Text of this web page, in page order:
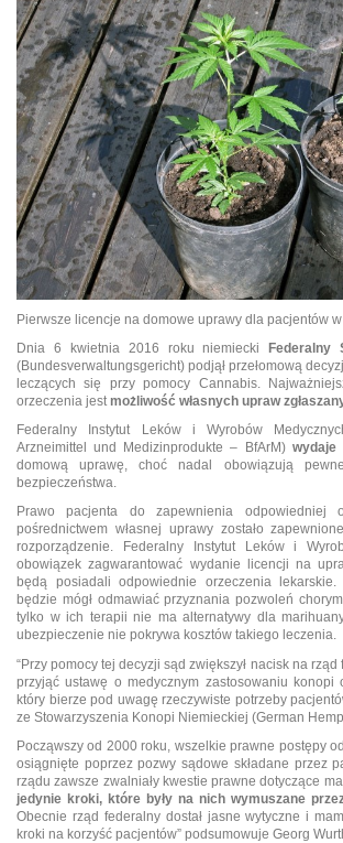
Pierwsze licencje na domowe uprawy dla pacjentów
Dnia 6 kwietnia 2016 roku niemiecki
Federalny
(Bundesverwaltungsgericht) podjął przełomową
leczących się przy pomocy Cannabis.
orzeczenia jestmożliwość własnych upraw
Federalny Instytut Leków i Wyrobów
Arzneimittel und Medizinprodukte – BfArM) wydaje
domową uprawę, choć nadal obowiązują
bezpieczeństwa.
Prawo pacjenta do zapewnienia odpowiedniej
pośrednictwem własnej uprawy zostało
rozporządzenie. Federalny Instytut Leków i
obowiązek zagwarantować wydanie licencji na
będą posiadali odpowiednie orzeczenia
będzie mógł odmawiać przyznania pozwoleń
tylko w ich terapii nie ma alternatywy dla
ubezpieczenie nie pokrywa kosztów takiego leczenia.
“Przy pomocy tej decyzji sąd zwiększył nacisk na
przyjąć ustawę o medycznym zastosowaniu konopi
który bierze pod uwagę rzeczywiste potrzeby
ze Stowarzyszenia Konopi Niemieckiej (German
Począwszy od 2000 roku, wszelkie prawne postępy
osiągnięte poprzez pozwy sądowe składane przez
rządu zawsze zwalniały kwestie prawne dotyczące
jedynie kroki, które były na nich wymuszane
Obecnie rząd federalny dostał jasne wytyczne i
kroki na korzyść pacjentów” podsumowuje Georg